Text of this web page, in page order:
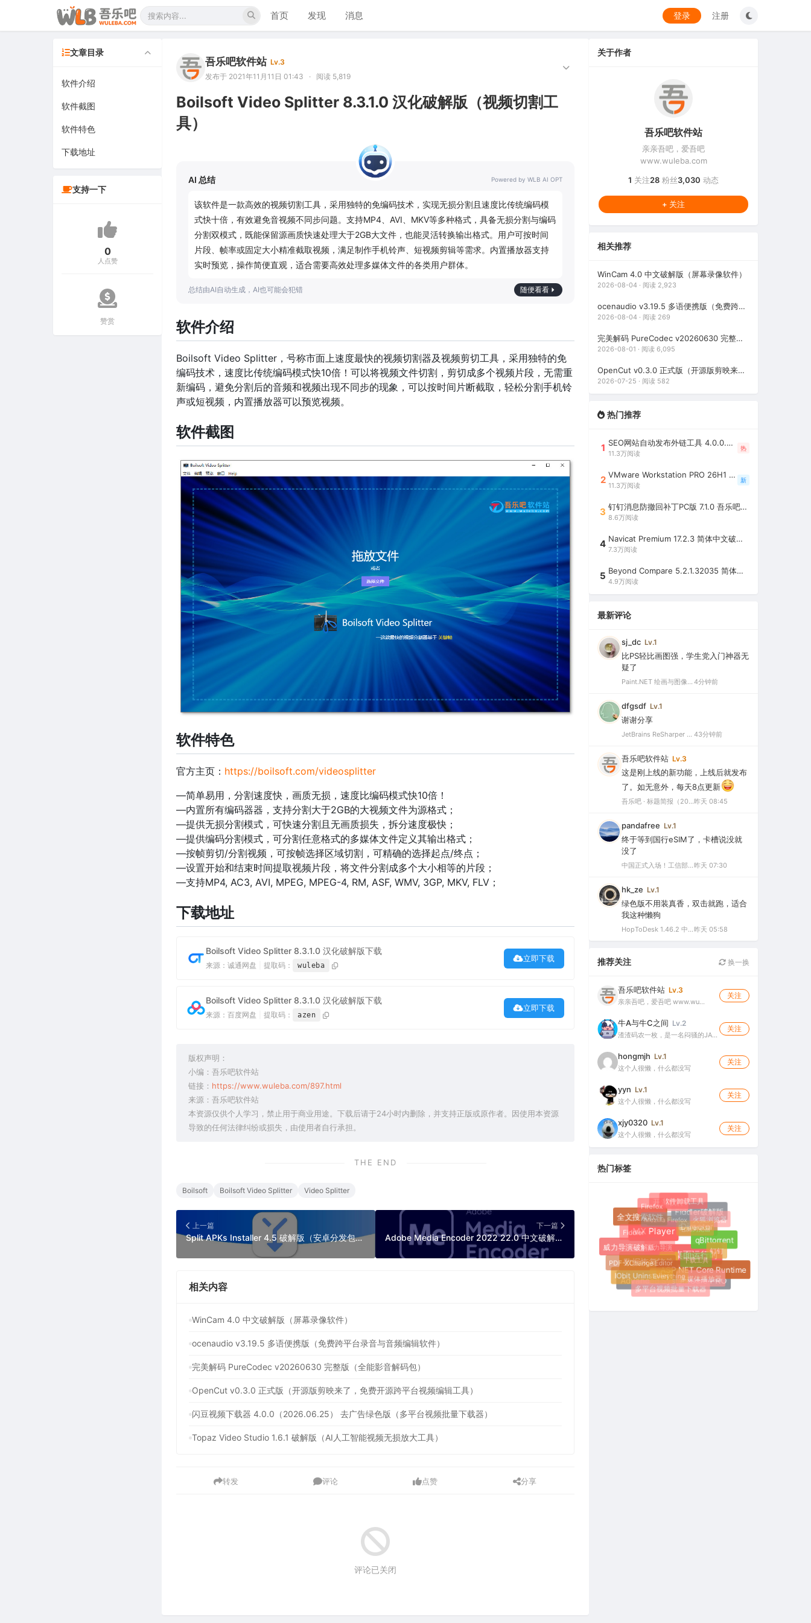
首页 发现 消息 登录 注册
文章目录
软件介绍
软件截图
软件特色
下载地址
支持一下
0
人点赞
赞赏
吾乐吧软件站 Lv.3
发布于 2021年11月11日 01:43
· 阅读 5,819
Boilsoft Video Splitter 8.3.1.0 汉化破解版（视频切割工
具）
AI 总结 Powered by WLB AI OPT
该软件是一款高效的视频切割工具，采用独特的免编码技术，实现无损分割且速度比传统编码模
式快十倍，有效避免音视频不同步问题。支持MP4、AVI、MKV等多种格式，具备无损分割与编码
分割双模式，既能保留源画质快速处理大于2GB大文件，也能灵活转换输出格式。用户可按时间
片段、帧率或固定大小精准截取视频，满足制作手机铃声、短视频剪辑等需求。内置播放器支持
实时预览，操作简便直观，适合需要高效处理多媒体文件的各类用户群体。
总结由AI自动生成，AI也可能会犯错 随便看看
软件介绍
Boilsoft Video Splitter，号称市面上速度最快的视频切割器及视频剪切工具，采用独特的免
编码技术，速度比传统编码模式快10倍！可以将视频文件切割，剪切成多个视频片段，无需重
新编码，避免分割后的音频和视频出现不同步的现象，可以按时间片断截取，轻松分割手机铃
声或短视频，内置播放器可以预览视频。
软件截图
软件特色
官方主页： https://boilsoft.com/videosplitter
—简单易用，分割速度快，画质无损，速度比编码模式快10倍！
—内置所有编码器器，支持分割大于2GB的大视频文件为源格式；
—提供无损分割模式，可快速分割且无画质损失，拆分速度极快；
—提供编码分割模式，可分割任意格式的多媒体文件定义其输出格式；
—按帧剪切/分割视频，可按帧选择区域切割，可精确的选择起点/终点；
—设置开始和结束时间提取视频片段，将文件分割成多个大小相等的片段；
—支持MP4, AC3, AVI, MPEG, MPEG-4, RM, ASF, WMV, 3GP, MKV, FLV；
下载地址
Boilsoft Video Splitter 8.3.1.0 汉化破解版下载
来源：诚通网盘 提取码： wuleba
立即下载
Boilsoft Video Splitter 8.3.1.0 汉化破解版下载
来源：百度网盘 提取码： azen
立即下载
版权声明：
小编：吾乐吧软件站
链接： https://www.wuleba.com/897.html
来源：吾乐吧软件站
本资源仅供个人学习，禁止用于商业用途。下载后请于24小时内删除，并支持正版或原作者。因使用本资源
导致的任何法律纠纷或损失，由使用者自行承担。
THE END
Boilsoft Boilsoft Video Splitter Video Splitter
上一篇
Split APKs Installer 4.5 破解版（安卓分发包安装器）
下一篇
Adobe Media Encoder 2022 22.0 中文破解版（媒体编码软件）
相关内容
WinCam 4.0 中文破解版（屏幕录像软件）
ocenaudio v3.19.5 多语便携版（免费跨平台录音与音频编辑软件）
完美解码 PureCodec v20260630 完整版（全能影音解码包）
OpenCut v0.3.0 正式版（开源版剪映来了，免费开源跨平台视频编辑工具）
闪豆视频下载器 4.0.0（2026.06.25） 去广告绿色版（多平台视频批量下载器）
Topaz Video Studio 1.6.1 破解版（AI人工智能视频无损放大工具）
转发 评论 点赞 分享
评论已关闭
关于作者
吾乐吧软件站
亲亲吾吧，爱吾吧
www.wuleba.com
1 关注28 粉丝3,030 动态
+ 关注
相关推荐
WinCam 4.0 中文破解版（屏幕录像软件）
2026-08-04 · 阅读 2,923
ocenaudio v3.19.5 多语便携版（免费跨平台录音与音频编辑软件）
2026-08-04 · 阅读 269
完美解码 PureCodec v20260630 完整版（全能影音解码包）
2026-08-01 · 阅读 6,095
OpenCut v0.3.0 正式版（开源版剪映来了，免费开源跨平台视频编辑工具）
2026-07-25 · 阅读 582
热门推荐
1 SEO网站自动发布外链工具 4.0.0.0 吾乐吧优化版（智能代理狂刷外链）
11.3万阅读
热
2 VMware Workstation PRO 26H1 中文精简安装注册版 / 完整版（最好用的虚拟机软件）
11.3万阅读
新
3 钉钉消息防撤回补丁PC版 7.1.0 吾乐吧优化版（支持消息防撤回+钉钉多开+支持消息永不已读+去除钉钉水印）
8.6万阅读
4 Navicat Premium 17.2.3 简体中文破解版（多重数据库管理工具）
7.3万阅读
5 Beyond Compare 5.2.1.32035 简体中文注册版（超强文件/夹比较工具）
4.9万阅读
最新评论
sj_dc Lv.1
比PS轻比画图强，学生党入门神器无
疑了
Paint.NET 绘画与图像处理软件 v5.1.12 官方版（Windows 免费开源图像编辑工具） 4分钟前
dfgsdf Lv.1
谢谢分享
JetBrains ReSharper 2025.3.3 官方最新破解版（dotUltimate工具集合，.NET开发必备工具箱） 43分钟前
吾乐吧软件站 Lv.3
这是刚上线的新功能，上线后就发布
了。如无意外，每天8点更新
吾乐吧 · 标题简报（2026-08-06）昨天 08:45
pandafree Lv.1
终于等到国行eSIM了，卡槽说没就
没了
中国正式入场！工信部批复eSIM手机商用试验，2026或成爆发元年昨天 07:30
hk_ze Lv.1
绿色版不用装真香，双击就跑，适合
我这种懒狗
HopToDesk 1.46.2 中文绿色版（免费远程协助工具）昨天 05:58
推荐关注 换一换
吾乐吧软件站 Lv.3
亲亲吾吧，爱吾吧 www.wu…
关注
牛A与牛C之间 Lv.2
渣渣码农一枚，是一名闷骚的JA…
关注
hongmjh Lv.1
这个人很懒，什么都没写
关注
yyn Lv.1
这个人很懒，什么都没写
关注
xjy0320 Lv.1
这个人很懒，什么都没写
关注
热门标签
.NET桌面运行时
PowerDirector
MX Player
数据恢复软件
Advanced SystemCare PRO
ASP.NET Core Runtime
qBittorrent
Fiddler破解版
开源软件
全文搜索软件
威力导演破解版
IObit Uninstaller
多平台视频批量下载器
多媒体播放器
钉钉
火狐浏览器
软件卸载工具
Firefox
Fiddler
PDF-XChange Editor
Everything
下载工具
电脑浏览器
Mozilla Firefox
威力导演